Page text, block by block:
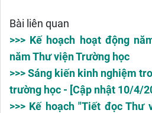
Bài liên quan
>>> Kế hoạch hoạt động
năm Thư viện Trường học
>>> Sáng kiến kinh nghiệm
trường học - [Cập nhật 10/4/
>>> Kế hoạch "Tiết đọc Thư